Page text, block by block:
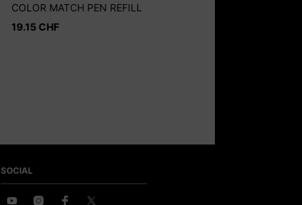
COLOR MATCH PEN REFILL
19.15 CHF
SOCIAL